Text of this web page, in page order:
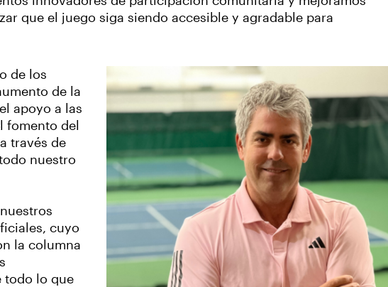
que el juego siga siendo accesible y agradable para
de los
de la
apoyo a las
fomento del
través de
nuestro
cuyo
la columna
todo lo que